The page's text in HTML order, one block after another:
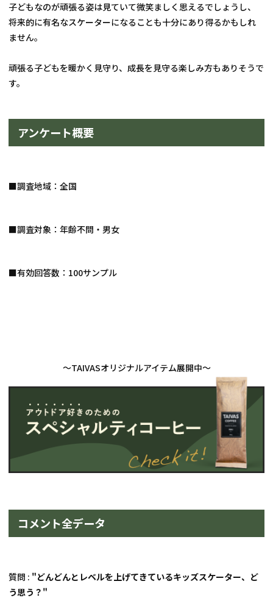
子どもなのが頑張る姿は見ていて微笑ましく思えるでしょうし、
将来的に有名なスケーターになることも十分にあり得るかもしれ
ません。
頑張る子どもを暖かく見守り、成長を見守る楽しみ方もありそうで
す。
アンケート概要
■調査地域：全国
■調査対象：年齢不問・男女
■有効回答数：100サンプル
コメント全データ
質問 : "どんどんとレベルを上げてきているキッズスケーター、ど
う思う？"